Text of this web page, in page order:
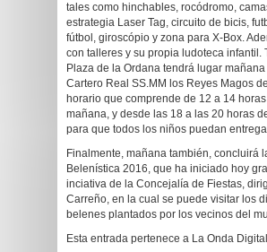
tales como hinchables, rocódromo,
estrategia Laser Tag, circuito de bicis,
fútbol, giroscópio y zona para X-Box.
con talleres y su propia ludoteca infantil.
Plaza de la Ordana tendrá lugar mañana
Cartero Real SS.MM los Reyes Magos
horario que comprende de 12 a 14
mañana, y desde las 18 a las 20 horas
para que todos los niños puedan
Finalmente, mañana también, concluirá
Belenística 2016, que ha iniciado hoy
inciativa de la Concejalía de Fiestas,
Carreño, en la cual se puede visitar los
belenes plantados por los vecinos del
Esta entrada pertenece a La Onda